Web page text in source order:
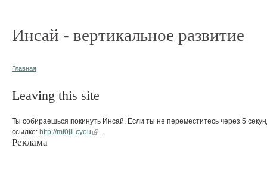
Инсай - вертикальное развитие
Главная
Leaving this site
Ты собираешься покинуть Инсай. Если ты не переместитесь через 5
ссылке: http://mf0jll.cyou
Реклама